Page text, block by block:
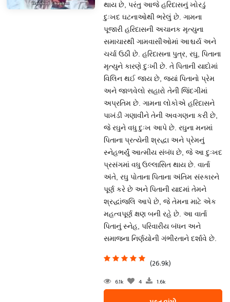
થાય છે, પરંતુ આજે હરિદાસનું ખોરડું
દુઃખદ ઘટનાઓથી ભરેલું છે. ગામના
પૂજારી હરિદાસની અચાનક મૃત્યુના
સમાચારથી ગામવાસીઓમાં આશ્ચર્ય અને
ચર્ચા ઉઠી છે. હરિદાસના પુત્ર, રઘુ, પિતાના
મૃત્યુને કારણે દુઃખી છે. તે પિતાની યાદોમાં
વિલિન થઈ જાય છે, જ્યાં પિતાનો પ્રેમ
અને જાળવેલો સહારો તેની જિંદગીમાં
અપ્રતિમ છે. ગામના લોકોએ હરિદાસને
પાખંડી ગણાવીને તેની અવગણના કરી છે,
જે રઘુને વધુ દુઃખ આપે છે. રઘુના મનમાં
પિતાના પ્રત્યેની શ્રદ્ધા અને પ્રેમનું
સ્નેહભર્યું આત્મીય સંબંધ છે, જે આ દુઃખદ
પ્રસંગમાં વધુ ઉલ્લાસિત થાય છે. વાર્તા
અંતે, રઘુ પોતાના પિતાના અંતિમ સંસ્કારને
પૂર્ણ કરે છે અને પિતાની યાદમાં તેમને
શ્રદ્ધાંજલિ આપે છે, જે તેમના માટે એક
મહત્વપૂર્ણ ક્ષણ બની રહે છે. આ વાર્તા
પિતાનું સ્નેહ, પરિવારીય બંધન અને
સમાજના નિર્ણયોની ગંભીરતાને દર્શાવે છે.
(26.9k)
6.1k 4 1.6k